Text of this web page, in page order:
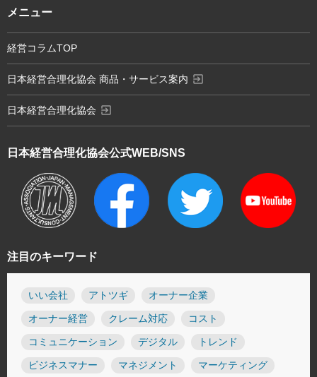
注目のキーワード
いい会社 アトツギ オーナー企業
オーナー経営 クレーム対応 コスト
コミュニケーション デジタル トレンド
ビジネスマナー マネジメント マーケティング
日本経営合理化協会公式WEB/SNS
メニュー
経営コラムTOP
日本経営合理化協会 商品・サービス案内 exit_to_app
日本経営合理化協会 exit_to_app